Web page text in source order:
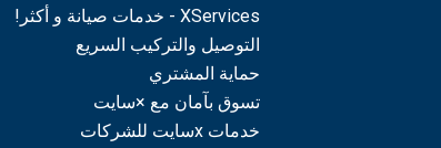
XServices - خدمات صيانة و أكثر!
التوصيل والتركيب السريع
حماية المشتري
تسوق بآمان مع ×سايت
خدمات xسايت للشركات